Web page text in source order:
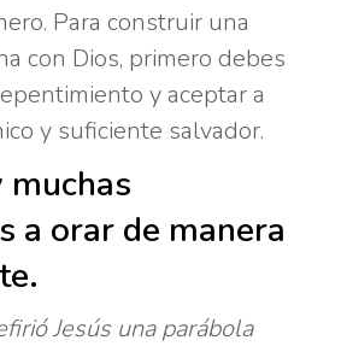
Para construir una
con Dios, primero debes
y aceptar a
y suficiente salvador.
muchas
a orar de manera
Jesús una parábola